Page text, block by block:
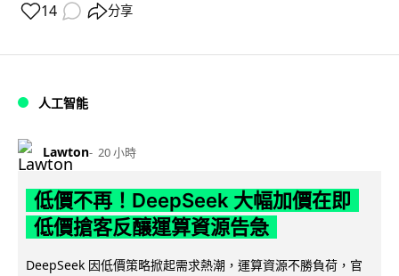
14 分享
人工智能
Lawton 20 小時
低價不再！DeepSeek 大幅加價在即
低價搶客反釀運算資源告急
DeepSeek 因低價策略掀起需求熱潮，運算資源不勝負荷，官